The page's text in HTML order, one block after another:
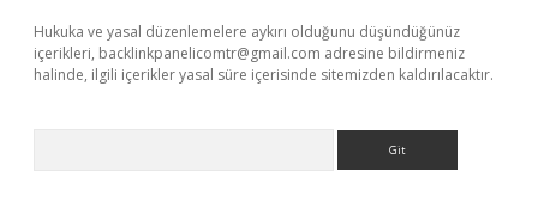
Hukuka ve yasal düzenlemelere aykırı olduğunu düşündüğünüz
içerikleri, backlinkpanelicomtr@gmail.com adresine bildirmeniz
halinde, ilgili içerikler yasal süre içerisinde sitemizden kaldırılacaktır.